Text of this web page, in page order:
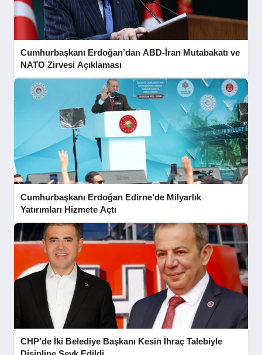
Cumhurbaşkanı Erdoğan’dan ABD-İran Mutabakatı ve
NATO Zirvesi Açıklaması
Cumhurbaşkanı Erdoğan Edirne’de Milyarlık
Yatırımları Hizmete Açtı
CHP’de İki Belediye Başkanı Kesin İhraç Talebiyle